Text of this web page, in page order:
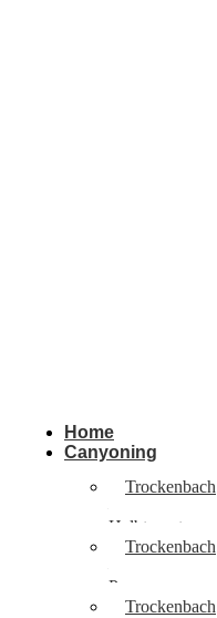
Home
Canyoning
Trockenbach
Halbtagestour
Trockenbach
Pro
Trockenbach